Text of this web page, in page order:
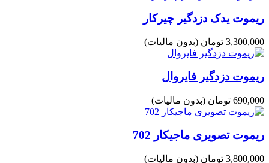
ریموت یدک دزدگیر چیرکار
3,300,000 تومان (بدون مالیات)
ریموت دزدگیر فایروال
690,000 تومان (بدون مالیات)
ریموت تصویری ماجیکار 702
3,800,000 تومان (بدون مالیات)